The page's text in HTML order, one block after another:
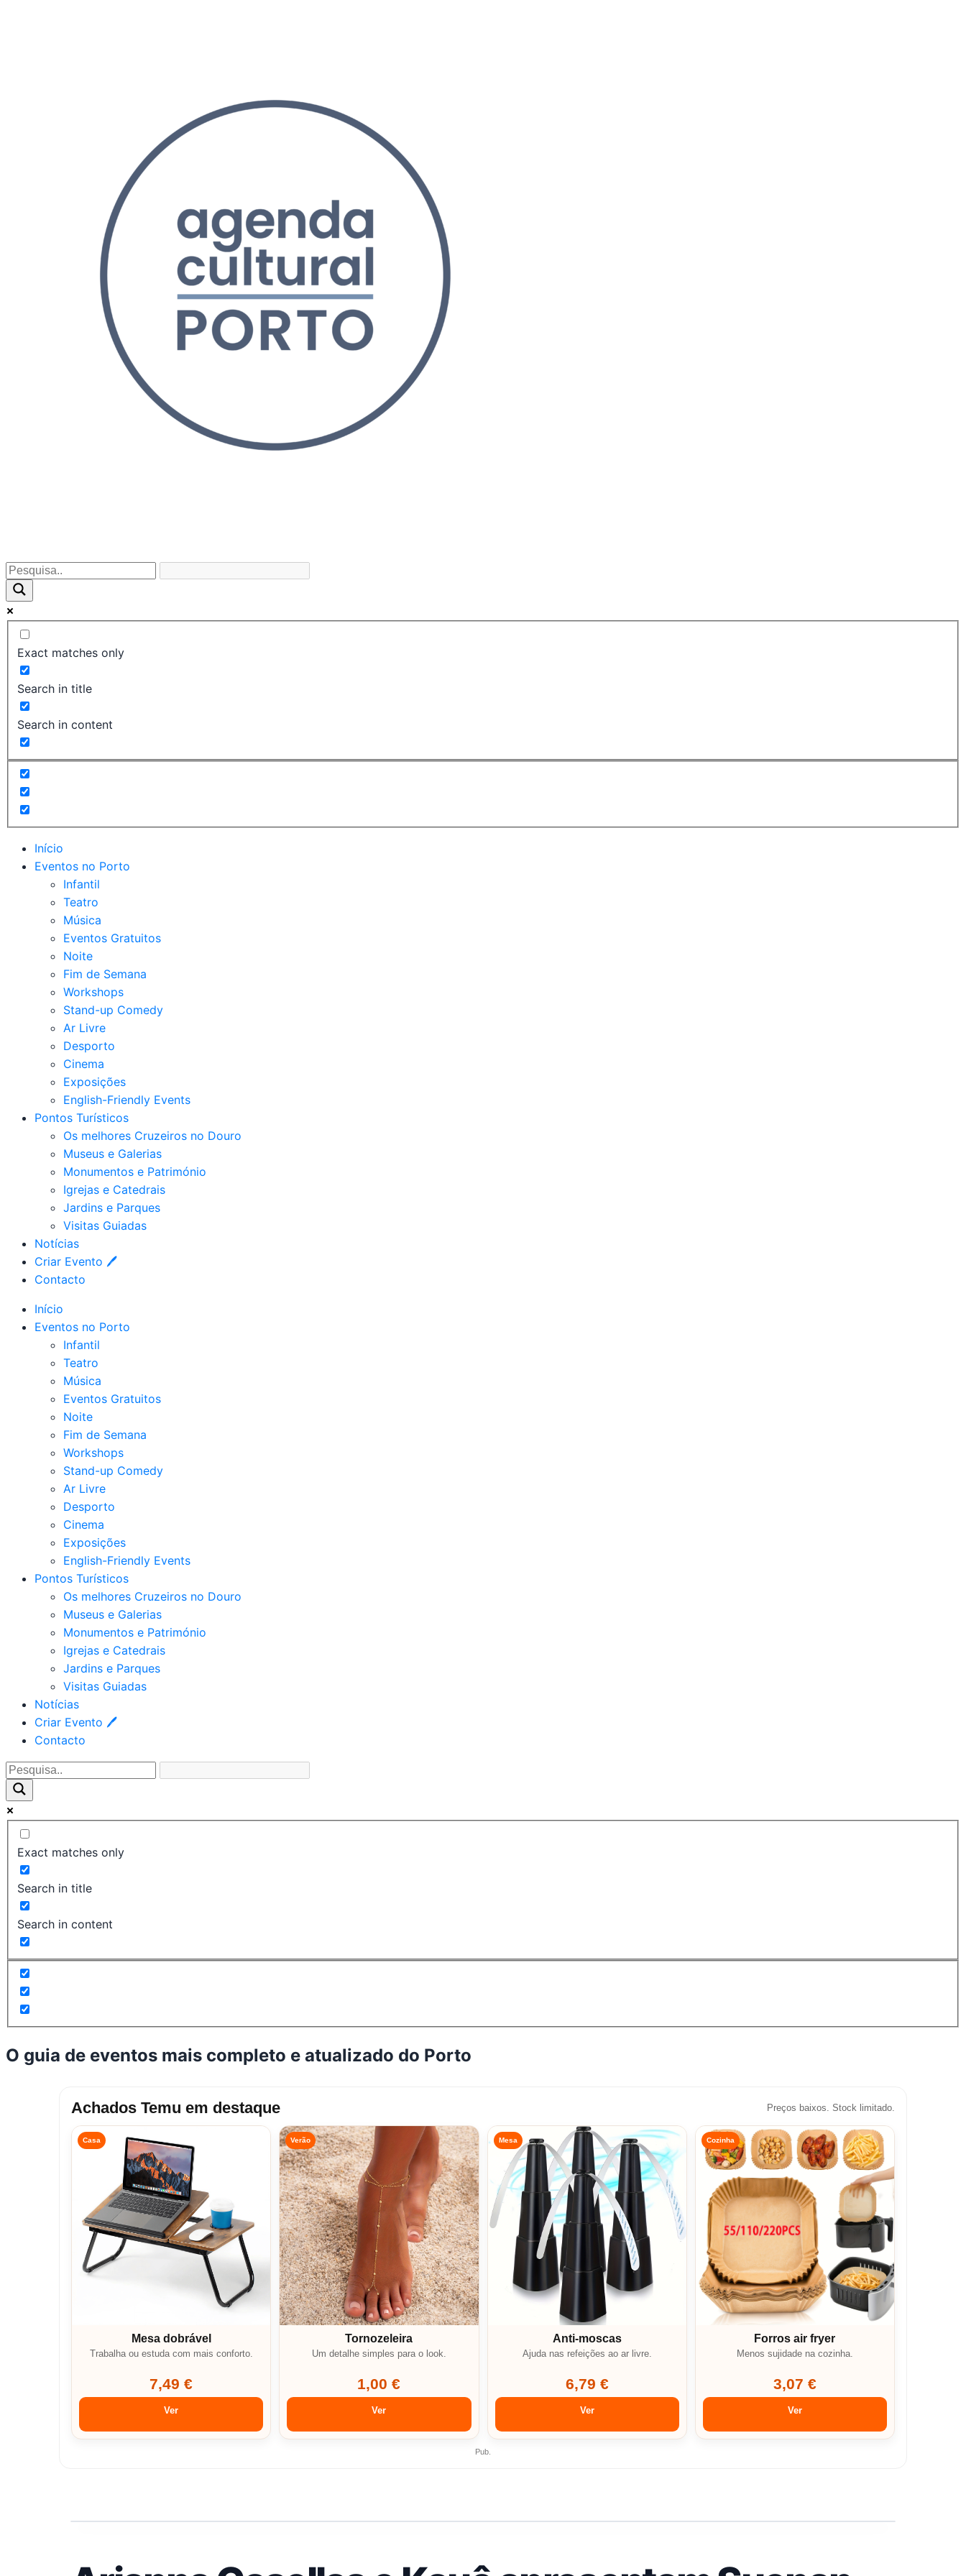
Exact matches only
Search in title
Search in content
Início
Eventos no Porto
Infantil
Teatro
Música
Eventos Gratuitos
Noite
Fim de Semana
Workshops
Stand-up Comedy
Ar Livre
Desporto
Cinema
Exposições
English-Friendly Events
Pontos Turísticos
Os melhores Cruzeiros no Douro​
Museus e Galerias
Monumentos e Património
Igrejas e Catedrais
Jardins e Parques
Visitas Guiadas
Notícias
Criar Evento 🖊
Contacto
Início
Eventos no Porto
Infantil
Teatro
Música
Eventos Gratuitos
Noite
Fim de Semana
Workshops
Stand-up Comedy
Ar Livre
Desporto
Cinema
Exposições
English-Friendly Events
Pontos Turísticos
Os melhores Cruzeiros no Douro​
Museus e Galerias
Monumentos e Património
Igrejas e Catedrais
Jardins e Parques
Visitas Guiadas
Notícias
Criar Evento 🖊
Contacto
Exact matches only
Search in title
Search in content
O guia de eventos mais completo e atualizado do Porto
Achados Temu em destaque Preços baixos. Stock limitado.
Casa
Mesa dobrável
Trabalha ou estuda com mais conforto.
7,49 €
Ver
Verão
Tornozeleira
Um detalhe simples para o look.
1,00 €
Ver
Mesa
Anti-moscas
Ajuda nas refeições ao ar livre.
6,79 €
Ver
Cozinha
Forros air fryer
Menos sujidade na cozinha.
3,07 €
Ver
Pub.